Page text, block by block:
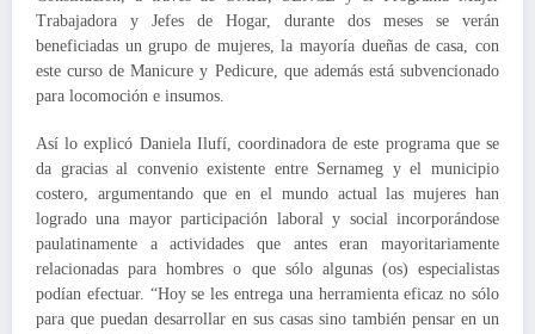
Trabajadora y Jefes de Hogar, durante dos meses se verán
beneficiadas un grupo de mujeres, la mayoría dueñas de casa, con
este curso de Manicure y Pedicure, que además está subvencionado
para locomoción e insumos.
Así lo explicó Daniela Ilufí, coordinadora de este programa que se
da gracias al convenio existente entre Sernameg y el municipio
costero, argumentando que en el mundo actual las mujeres han
logrado una mayor participación laboral y social incorporándose
paulatinamente a actividades que antes eran mayoritariamente
relacionadas para hombres o que sólo algunas (os) especialistas
podían efectuar. “Hoy se les entrega una herramienta eficaz no sólo
para que puedan desarrollar en sus casas sino también pensar en un